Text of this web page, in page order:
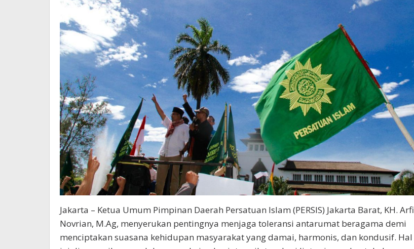
Jakarta – Ketua Umum Pimpinan Daerah Persatuan Islam (PERSIS) Jakarta Barat, KH. Arfi
Novrian, M.Ag, menyerukan pentingnya menjaga toleransi antarumat beragama demi
menciptakan suasana kehidupan masyarakat yang damai, harmonis, dan kondusif. Hal